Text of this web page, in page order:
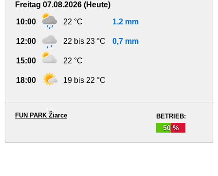
Freitag 07.08.2026 (Heute)
10:00 22 °C 1,2 mm
12:00 22 bis 23 °C 0,7 mm
15:00 22 °C
18:00 19 bis 22 °C
BETRIEB:
50 %
FUN PARK Žiarce